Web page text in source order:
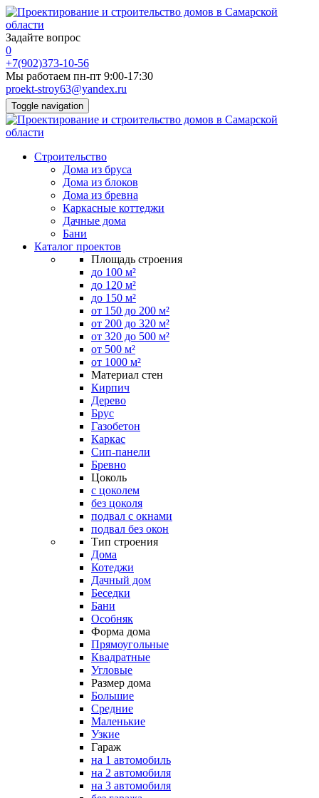
Задайте вопрос
0
+7(902)373-10-56
Мы работаем пн-пт 9:00-17:30
proekt-stroy63@yandex.ru
Toggle navigation
Строительство
Дома из бруса
Дома из блоков
Дома из бревна
Каркасные коттеджи
Дачные дома
Бани
Каталог проектов
Площадь строения
до 100 м²
до 120 м²
до 150 м²
от 150 до 200 м²
от 200 до 320 м²
от 320 до 500 м²
от 500 м²
от 1000 м²
Материал стен
Кирпич
Дерево
Брус
Газобетон
Каркас
Сип-панели
Бревно
Цоколь
с цоколем
без цоколя
подвал с окнами
подвал без окон
Тип строения
Дома
Котеджи
Дачный дом
Беседки
Бани
Особняк
Форма дома
Прямоугольные
Квадратные
Угловые
Размер дома
Большие
Средние
Маленькие
Узкие
Гараж
на 1 автомобиль
на 2 автомобиля
на 3 автомобиля